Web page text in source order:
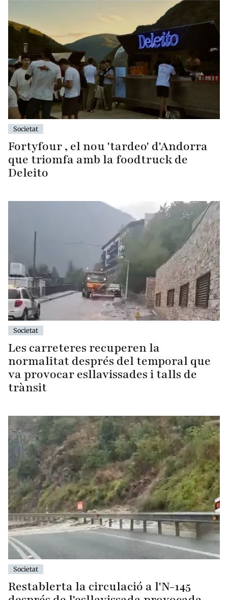
Societat
Fortyfour , el nou 'tardeo' d'Andorra
que triomfa amb la foodtruck de
Deleito
Societat
Les carreteres recuperen la
normalitat després del temporal que
va provocar esllavissades i talls de
trànsit
Societat
Restablerta la circulació a l'N-145